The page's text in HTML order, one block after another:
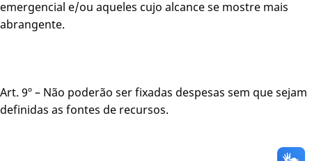
emergencial e/ou aqueles cujo alcance se mostre mais
abrangente.
Art. 9º – Não poderão ser fixadas despesas sem que sejam
definidas as fontes de recursos.